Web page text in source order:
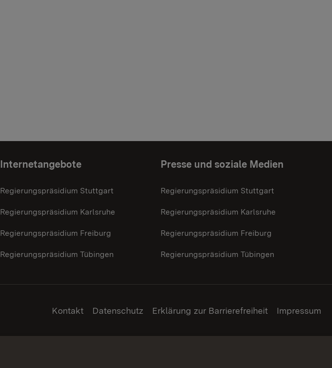
Internetangebote
Regierungspräsidium Stuttgart
Regierungspräsidium Karlsruhe
Regierungspräsidium Freiburg
Regierungspräsidium Tübingen
Presse und soziale Medien
Regierungspräsidium Stuttgart
Regierungspräsidium Karlsruhe
Regierungspräsidium Freiburg
Regierungspräsidium Tübingen
Kontakt Datenschutz Erklärung zur Barrierefreiheit Impressum